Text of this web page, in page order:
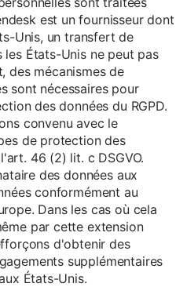
est un fournisseur dont
Unis, un transfert de
les États-Unis ne peut pas
des mécanismes de
sont nécessaires pour
des données du RGPD.
convenu avec le
de protection des
46 (2) lit. c DSGVO.
des données aux
conformément au
Dans les cas où cela
par cette extension
d'obtenir des
supplémentaires
États-Unis.